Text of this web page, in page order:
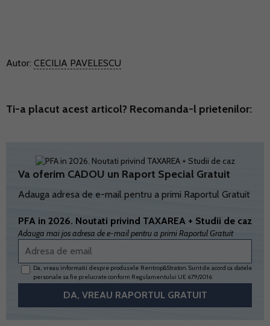
Autor: CECILIA PAVELESCU
Ti-a placut acest articol? Recomanda-l prietenilor:
Va oferim CADOU un Raport Special Gratuit
Adauga adresa de e-mail pentru a primi Raportul Gratuit
PFA in 2026. Noutati privind TAXAREA + Studii de caz
Adauga mai jos adresa de e-mail pentru a primi Raportul Gratuit
Da, vreau informatii despre produsele Rentrop&Straton. Sunt de acord ca datele
personale sa fie prelucrate conform Regulamentului UE 679/2016